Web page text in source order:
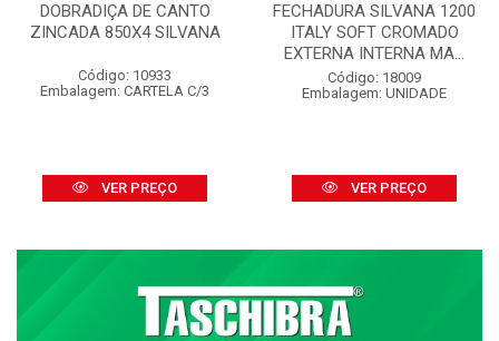
DOBRADIÇA DE CANTO
ZINCADA 850X4 SILVANA
Código: 10933
Embalagem: CARTELA C/3
VER PREÇO
FECHADURA SILVANA 1200
ITALY SOFT CROMADO
EXTERNA INTERNA MA...
Código: 18009
Embalagem: UNIDADE
VER PREÇO